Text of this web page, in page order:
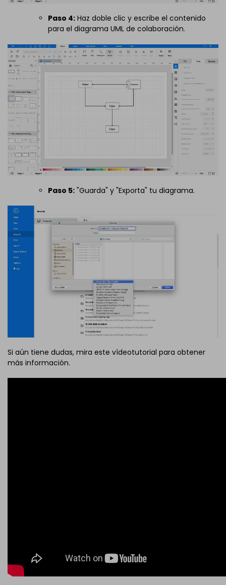
Paso 4: Haz doble clic y escribe el contenido
para el diagrama UML de colaboración.
Paso 5: "Guarda" y "Exporta" tu diagrama.
Si aún tiene dudas, mira este vídeotutorial para obtener
más información.